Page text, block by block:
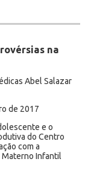
na
Abel Salazar
de 2017
e o
do Centro
com a
Materno Infantil